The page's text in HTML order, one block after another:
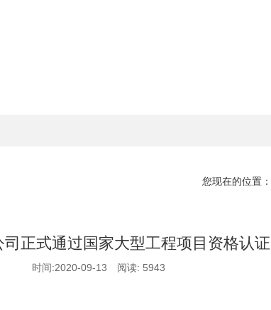
您现在的位置：
司正式通过国家大型工程项目资格认证
时间:2020-09-13 阅读: 5943